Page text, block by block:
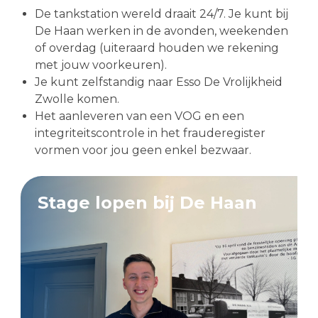
Stage lopen bij De Haan
De tankstation wereld draait 24/7. Je kunt bij
De Haan werken in de avonden, weekenden
of overdag (uiteraard houden we rekening
met jouw voorkeuren).
Je kunt zelfstandig naar Esso De Vrolijkheid
Zwolle komen.
Het aanleveren van een VOG en een
integriteitscontrole in het frauderegister
vormen voor jou geen enkel bezwaar.